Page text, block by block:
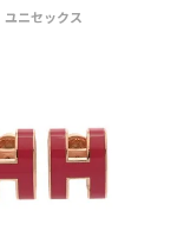
ユニセックス